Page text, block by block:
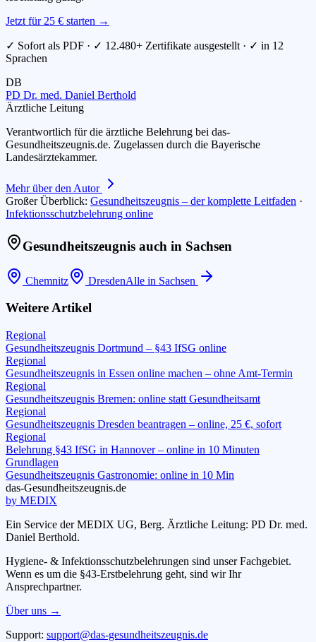
Jetzt für 25 € starten →
✓ Sofort als PDF · ✓ 12.480+ Zertifikate ausgestellt · ✓ in 12
Sprachen
DB
PD Dr. med. Daniel Berthold
Ärztliche Leitung
Verantwortlich für die ärztliche Belehrung bei das-
Gesundheitszeugnis.de. Zugelassen durch die Bayerische
Landesärztekammer.
Mehr über den Autor
Großer Überblick: Gesundheitszeugnis – der komplette Leitfaden ·
Infektionsschutzbelehrung online
Gesundheitszeugnis auch in Sachsen
Chemnitz DresdenAlle in Sachsen
Weitere Artikel
Regional
Gesundheitszeugnis Dortmund – §43 IfSG online
Regional
Gesundheitszeugnis in Essen online machen – ohne Amt-Termin
Regional
Gesundheitszeugnis Bremen: online statt Gesundheitsamt
Regional
Gesundheitszeugnis Dresden beantragen – online, 25 €, sofort
Regional
Belehrung §43 IfSG in Hannover – online in 10 Minuten
Grundlagen
Gesundheitszeugnis Gastronomie: online in 10 Min
das-Gesundheitszeugnis.de
by MEDIX
Ein Service der MEDIX UG, Berg. Ärztliche Leitung: PD Dr. med.
Daniel Berthold.
Hygiene- & Infektionsschutzbelehrungen sind unser Fachgebiet.
Wenn es um die §43-Erstbelehrung geht, sind wir Ihr
Ansprechpartner.
Über uns →
Support: support@das-gesundheitszeugnis.de